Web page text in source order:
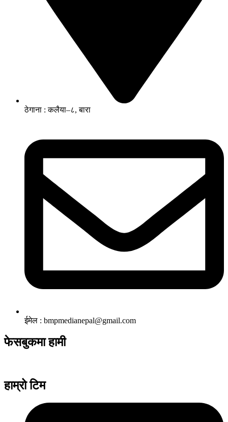
ठेगाना : कलैया–८, बारा
ईमेल : bmpmedianepal@gmail.com
फेसबुकमा हामी
हाम्रो टिम